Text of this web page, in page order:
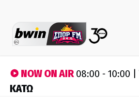
NOW ON AIR08:00 - 10:00 |
ΚΑΤΩ